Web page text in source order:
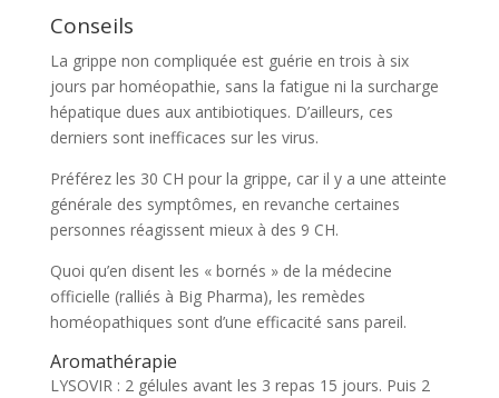
Conseils
La grippe non compliquée est guérie en trois à six
jours par homéopathie, sans la fatigue ni la surcharge
hépatique dues aux antibiotiques. D’ailleurs, ces
derniers sont inefficaces sur les virus.
Préférez les 30 CH pour la grippe, car il y a une atteinte
générale des symptômes, en revanche certaines
personnes réagissent mieux à des 9 CH.
Quoi qu’en disent les « bornés » de la médecine
officielle (ralliés à Big Pharma), les remèdes
homéopathiques sont d’une efficacité sans pareil.
Aromathérapie
LYSOVIR : 2 gélules avant les 3 repas 15 jours. Puis 2